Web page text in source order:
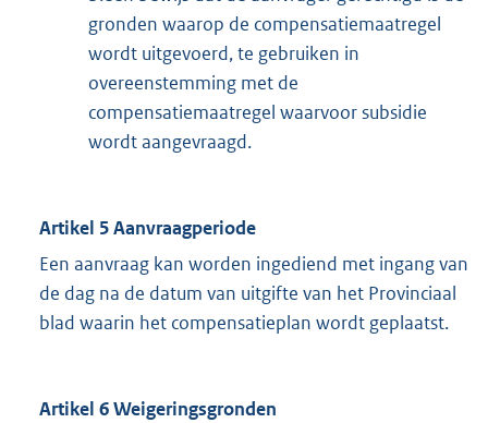
gronden waarop de compensatiemaatregel
wordt uitgevoerd, te gebruiken in
overeenstemming met de
compensatiemaatregel waarvoor subsidie
wordt aangevraagd.
Artikel 5 Aanvraagperiode
Een aanvraag kan worden ingediend met ingang van
de dag na de datum van uitgifte van het Provinciaal
blad waarin het compensatieplan wordt geplaatst.
Artikel 6 Weigeringsgronden